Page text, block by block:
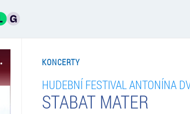
KONCERTY
HUDEBNÍ FESTIVAL ANTONÍNA
STABAT MATER